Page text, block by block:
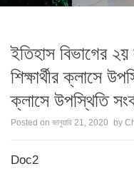
ইতিহাস বিভাগের ২য়
শিক্ষার্থীর ক্লাসে
ক্লাসে উপস্থিতি
Posted on জানুয়ারি 21, 2020 by
Doc2